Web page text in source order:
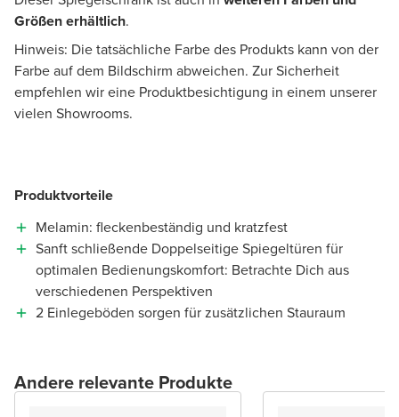
Größen erhältlich.
Hinweis: Die tatsächliche Farbe des Produkts kann von der
Farbe auf dem Bildschirm abweichen. Zur Sicherheit
empfehlen wir eine Produktbesichtigung in einem unserer
vielen Showrooms.
Produktvorteile
Melamin: fleckenbeständig und kratzfest
Sanft schließende Doppelseitige Spiegeltüren für
optimalen Bedienungskomfort: Betrachte Dich aus
verschiedenen Perspektiven
2 Einlegeböden sorgen für zusätzlichen Stauraum
Andere relevante Produkte